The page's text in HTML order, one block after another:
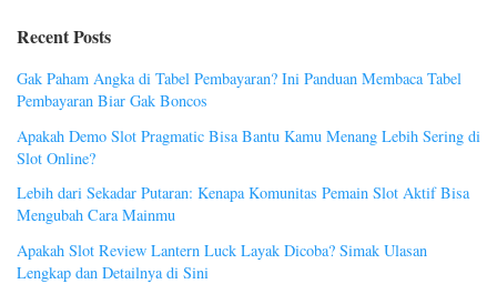
Recent Posts
Gak Paham Angka di Tabel Pembayaran? Ini Panduan Membaca Tabel
Pembayaran Biar Gak Boncos
Apakah Demo Slot Pragmatic Bisa Bantu Kamu Menang Lebih Sering di
Slot Online?
Lebih dari Sekadar Putaran: Kenapa Komunitas Pemain Slot Aktif Bisa
Mengubah Cara Mainmu
Apakah Slot Review Lantern Luck Layak Dicoba? Simak Ulasan
Lengkap dan Detailnya di Sini